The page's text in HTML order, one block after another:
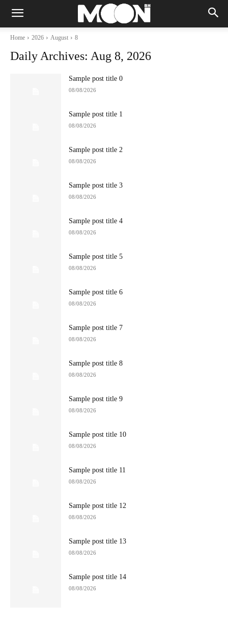
Home 2026 August 8
Daily Archives: Aug 8, 2026
Sample post title 0
08/08/2026
Sample post title 1
08/08/2026
Sample post title 2
08/08/2026
Sample post title 3
08/08/2026
Sample post title 4
08/08/2026
Sample post title 5
08/08/2026
Sample post title 6
08/08/2026
Sample post title 7
08/08/2026
Sample post title 8
08/08/2026
Sample post title 9
08/08/2026
Sample post title 10
08/08/2026
Sample post title 11
08/08/2026
Sample post title 12
08/08/2026
Sample post title 13
08/08/2026
Sample post title 14
08/08/2026